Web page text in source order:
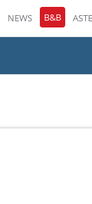
NEWS B&B ASTE